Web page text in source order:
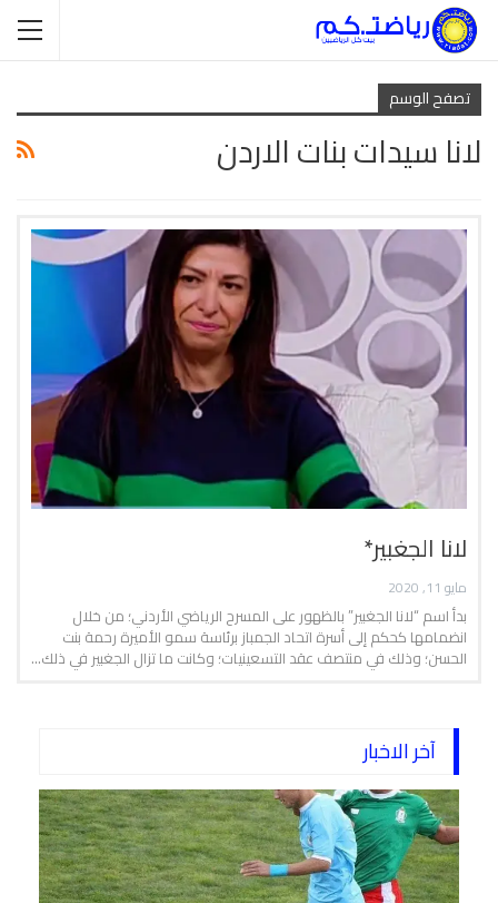
تصفح الوسم
لانا سيدات بنات الاردن
لانا الجغبير*
مايو 11, 2020
بدأ اسم “لانا الجغبير” بالظهور على المسرح الرياضي الأردني؛ من خلال
انضمامها كحكم إلى أسرة اتحاد الجمباز برئاسة سمو الأميرة رحمة بنت
الحسن؛ وذلك في منتصف عقد التسعينيات؛ وكانت ما تزال الجغبير في ذلك…
آخر الاخبار